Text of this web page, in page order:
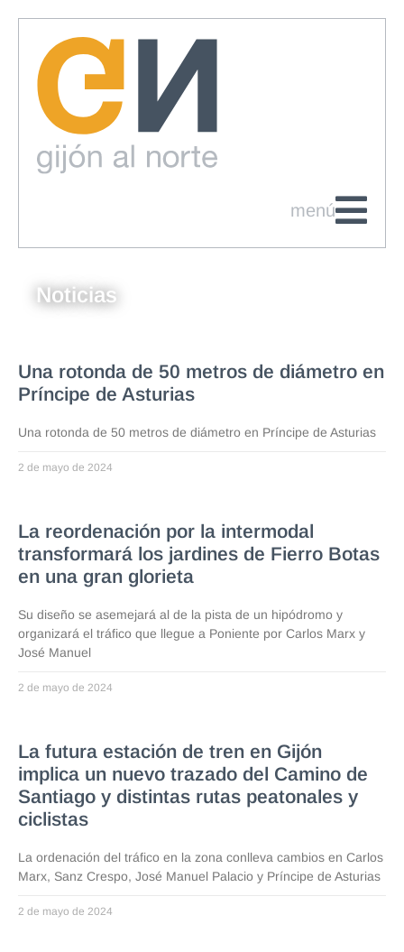
menú
Noticias
Una rotonda de 50 metros de diámetro en
Príncipe de Asturias
Una rotonda de 50 metros de diámetro en Príncipe de Asturias
2 de mayo de 2024
La reordenación por la intermodal
transformará los jardines de Fierro Botas
en una gran glorieta
Su diseño se asemejará al de la pista de un hipódromo y
organizará el tráfico que llegue a Poniente por Carlos Marx y
José Manuel
2 de mayo de 2024
La futura estación de tren en Gijón
implica un nuevo trazado del Camino de
Santiago y distintas rutas peatonales y
ciclistas
La ordenación del tráfico en la zona conlleva cambios en Carlos
Marx, Sanz Crespo, José Manuel Palacio y Príncipe de Asturias
2 de mayo de 2024